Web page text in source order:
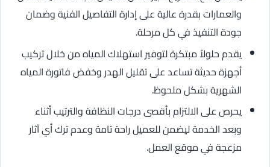
والعمارات بقدرة عالية على إدارة التفاصيل الفنية وضمان
جودة التنفيذ في كل مرحلة.
يقدم حلولاً مبتكرة لتوفير استهلاك المياه من خلال تركيب
أجهزة حديثة تساعد على تقليل الهدر وخفض فاتورة المياه
الشهرية بشكل ملحوظ.
يحرص على الالتزام بأقصى درجات النظافة والترتيب أثناء
وبعد الخدمة ليضمن للعميل راحة تامة وعدم ترك أي آثار
مزعجة في موقع العمل.